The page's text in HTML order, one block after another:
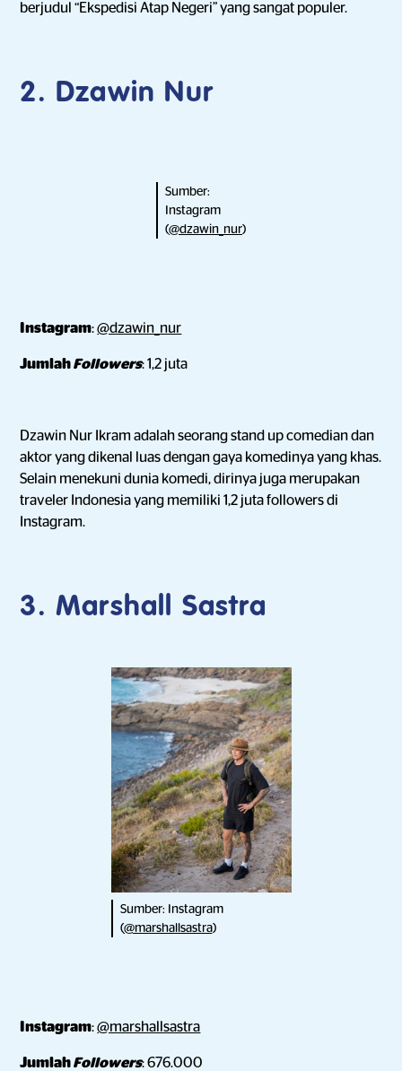
berjudul “Ekspedisi Atap Negeri” yang sangat populer.
2. Dzawin Nur
Sumber:
Instagram
(@dzawin_nur)
Instagram:@dzawin_nur
JumlahFollowers: 1,2 juta
Dzawin Nur Ikram adalah seorang stand up comedian dan
aktor yang dikenal luas dengan gaya komedinya yang khas.
Selain menekuni dunia komedi, dirinya juga merupakan
traveler Indonesia yang memiliki 1,2 juta followers di
Instagram.
3. Marshall Sastra
Sumber: Instagram
(@marshallsastra)
Instagram:@marshallsastra
JumlahFollowers: 676.000